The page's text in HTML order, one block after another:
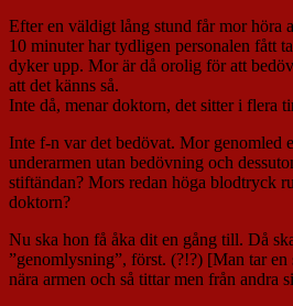
Efter en väldigt lång stund får mor höra
10 minuter har tydligen personalen fått
dyker upp. Mor är då orolig för att
att det känns så.
Inte då, menar doktorn, det sitter i flera
Inte f-n var det bedövat. Mor genomled
underarmen utan bedövning och
stiftändan? Mors redan höga blodtryck
doktorn?
Nu ska hon få åka dit en gång till. Då
”genomlysning”, först. (?!?) [Man tar
nära armen och så tittar men från andra